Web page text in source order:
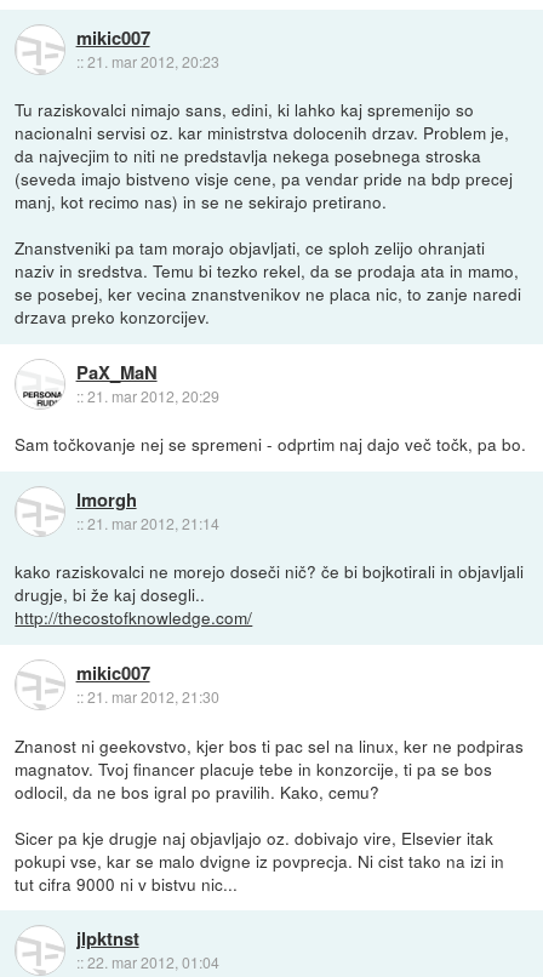
mikic007
::21. mar 2012, 20:23
Tu raziskovalci nimajo sans, edini, ki lahko kaj spremenijo so
nacionalni servisi oz. kar ministrstva dolocenih drzav. Problem je,
da najvecjim to niti ne predstavlja nekega posebnega stroska
(seveda imajo bistveno visje cene, pa vendar pride na bdp precej
manj, kot recimo nas) in se ne sekirajo pretirano.
Znanstveniki pa tam morajo objavljati, ce sploh zelijo ohranjati
naziv in sredstva. Temu bi tezko rekel, da se prodaja ata in mamo,
se posebej, ker vecina znanstvenikov ne placa nic, to zanje naredi
drzava preko konzorcijev.
PaX_MaN
::21. mar 2012, 20:29
Sam točkovanje nej se spremeni - odprtim naj dajo več točk, pa bo.
lmorgh
::21. mar 2012, 21:14
kako raziskovalci ne morejo doseči nič? če bi bojkotirali in objavljali
drugje, bi že kaj dosegli..
http://thecostofknowledge.com/
mikic007
::21. mar 2012, 21:30
Znanost ni geekovstvo, kjer bos ti pac sel na linux, ker ne podpiras
magnatov. Tvoj financer placuje tebe in konzorcije, ti pa se bos
odlocil, da ne bos igral po pravilih. Kako, cemu?
Sicer pa kje drugje naj objavljajo oz. dobivajo vire, Elsevier itak
pokupi vse, kar se malo dvigne iz povprecja. Ni cist tako na izi in
tut cifra 9000 ni v bistvu nic...
jlpktnst
::22. mar 2012, 01:04